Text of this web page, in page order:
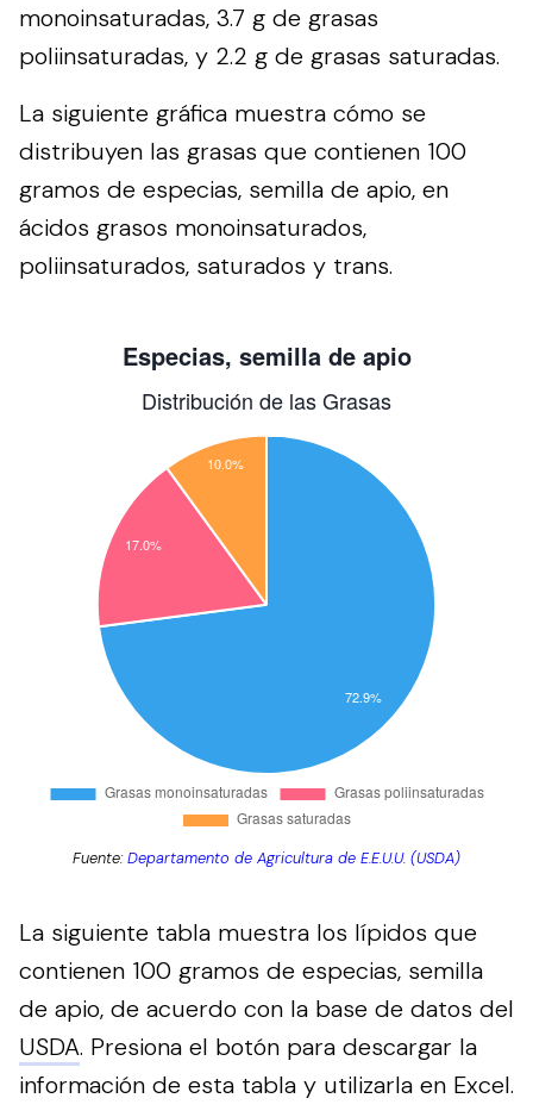
monoinsaturadas, 3.7 g de grasas
poliinsaturadas, y 2.2 g de grasas saturadas.
La siguiente gráfica muestra cómo se
distribuyen las grasas que contienen 100
gramos de especias, semilla de apio, en
ácidos grasos monoinsaturados,
poliinsaturados, saturados y trans.
Fuente:Departamento de Agricultura de E.E.U.U. (USDA)
La siguiente tabla muestra los lípidos que
contienen 100 gramos de especias, semilla
de apio, de acuerdo con la base de datos del
USDA. Presiona el botón para descargar la
información de esta tabla y utilizarla en Excel.